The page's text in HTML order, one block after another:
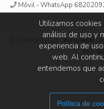
Móvil - WhatsApp
© Copyright 2026 |Aviso legal|
web:
Utilizamos
análisis de uso y
experiencia de
web. Al
entendemos que
Política de